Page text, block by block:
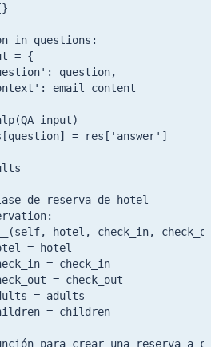
Mantente
in questions:
= {
question,
email_content
= res['answer']
de reserva de hotel
hotel, check_in,
= hotel
= check_in
= check_out
= adults
= children
para crear una reserva a